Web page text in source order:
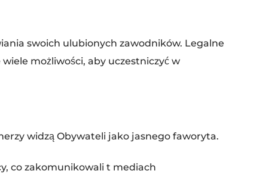
swoich ulubionych zawodników. Legalne
możliwości, aby uczestniczyć w
widzą Obywateli jako jasnego faworyta.
co zakomunikowali t mediach